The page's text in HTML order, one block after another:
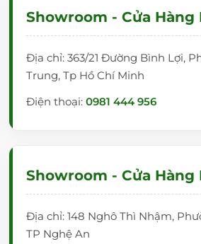
bo nhựa 4 góc xung quanh. Tránh
cao của cột thép. Hai bảng được
quá trình giảng bài liền mạch hơn.
Showroom - Cửa Hàng
Địa chỉ: 363/21 Đường Bình Lợi,
Trung, Tp Hồ Chí Minh
Điện thoại: 0981 444 956
Showroom - Cửa Hàng
Địa chỉ: 148 Nghô Thì Nhậm,
TP Nghệ An